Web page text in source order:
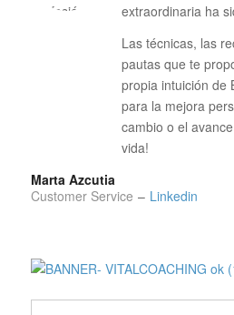
extraordinaria ha
Las técnicas, las
pautas que te
propia intuición de
para la mejora
cambio o el
vida!
Marta Azcutia
Customer Service – Linkedin